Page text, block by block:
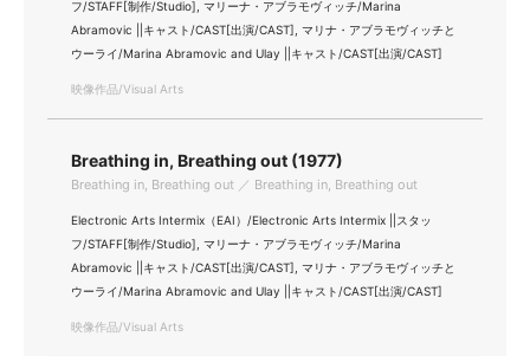
フ/STAFF[制作/Studio], マリーナ・アブラモヴィッチ/Marina
Abramovic ||キャスト/CAST[出演/CAST], マリナ・アブラモヴィッチと
ウーライ/Marina Abramovic and Ulay ||キャスト/CAST[出演/CAST]
映像作品/Visual Arts
Breathing in, Breathing out (1977)
Breathing in, Breathing out ／ Breathing in, Breathing out
Electronic Arts Intermix（EAI）/Electronic Arts Intermix ||スタッ
フ/STAFF[制作/Studio], マリーナ・アブラモヴィッチ/Marina
Abramovic ||キャスト/CAST[出演/CAST], マリナ・アブラモヴィッチと
ウーライ/Marina Abramovic and Ulay ||キャスト/CAST[出演/CAST]
映像作品/Visual Arts